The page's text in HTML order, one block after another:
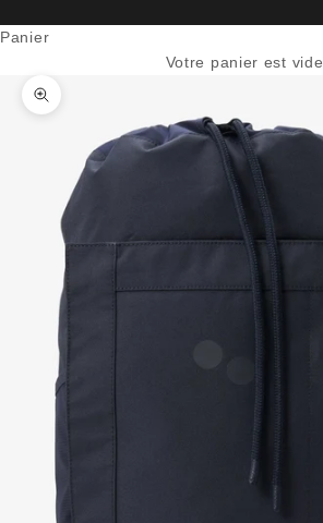
Panier
Votre panier est vide
Zoomer sur l'image